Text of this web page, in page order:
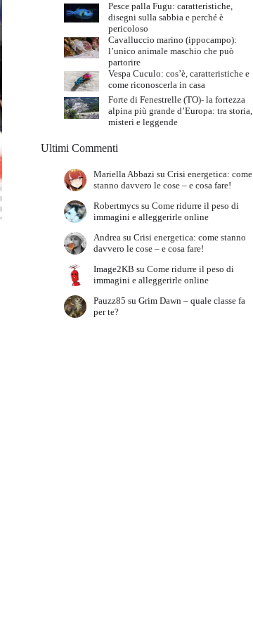
Pesce palla Fugu: caratteristiche,
disegni sulla sabbia e perché è
pericoloso
Cavalluccio marino (ippocampo):
l’unico animale maschio che può
partorire
Vespa Cuculo: cos’è, caratteristiche e
come riconoscerla in casa
Forte di Fenestrelle (TO)- la fortezza
alpina più grande d’Europa: tra storia,
misteri e leggende
Ultimi Commenti
Mariella Abbazi su Crisi energetica: come
stanno davvero le cose – e cosa fare!
Robertmycssu Come ridurre il peso di
immagini e alleggerirle online
Andrea su Crisi energetica: come stanno
davvero le cose – e cosa fare!
Image2KB su Come ridurre il peso di
immagini e alleggerirle online
Pauzz85 su Grim Dawn – quale classe fa
per te?